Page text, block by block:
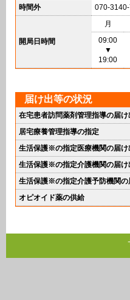
時間外
070-
開局日時間
月
09:00
▼
19:00
届け出等の状況
在宅患者訪問薬剤管理指導の届け
居宅療養管理指導の指定
生活保護※の指定医療機関の届け
生活保護※の指定介護機関の届け
生活保護※の指定介護予防機関の
オピオイド薬の供給